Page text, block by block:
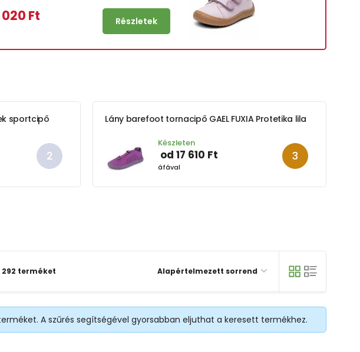
020 Ft Részletek
sportcipő Lány barefoot tornacipő GAEL FUXIA Protetika lila
Készleten
od 17 610 Ft
áfával
292 terméket Alapértelmezett sorrend
A szűrés segítségével gyorsabban eljuthat a keresett termékhez.